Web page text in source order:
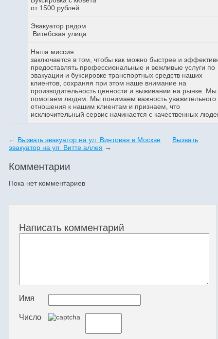
от 1500 рублей
Эвакуатор рядом
Витебская улица
Наша миссия
заключается в том, чтобы как можно быстрее и
предоставлять профессиональные и вежливые услуги по
эвакуации и буксировке транспортных средств наших
клиентов, сохраняя при этом наше внимание на
производительность ценности и выживании на рынке. Мы
помогаем людям. Мы понимаем важность уважительного
отношения к нашим клиентам и признаем, что
исключительный сервис начинается с качественных
← Вызвать эвакуатор на ул Винтовая в Москве
Вызвать
эвакуатор на ул Витте аллея →
Комментарии
Пока нет комментариев
Написать комментарий
Имя
Число